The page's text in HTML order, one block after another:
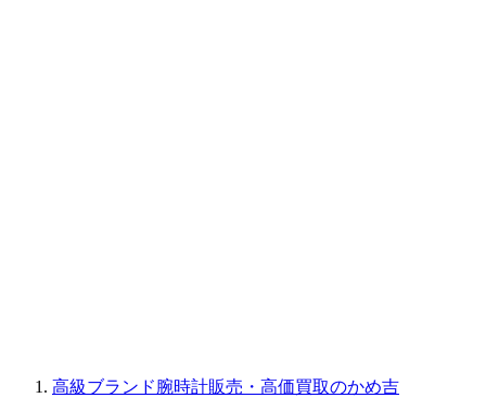
高級ブランド腕時計販売・高価買取のかめ吉